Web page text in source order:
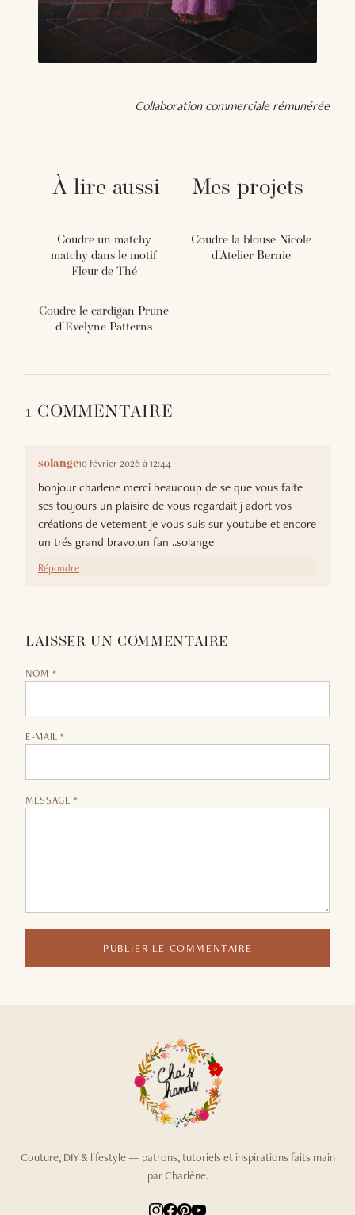
Collaboration commerciale rémunérée
À lire aussi — Mes projets
Coudre un matchy
matchy dans le motif
Fleur de Thé
Coudre la blouse Nicole
d'Atelier Bernie
Coudre le cardigan Prune
d'Evelyne Patterns
1 COMMENTAIRE
solange10 février 2026 à 12:44
bonjour charlene merci beaucoup de se que vous faite
ses toujours un plaisire de vous regardait j adort vos
créations de vetement je vous suis sur youtube et encore
un trés grand bravo.un fan ..solange
Répondre
LAISSER UN COMMENTAIRE
NOM *
E-MAIL *
MESSAGE *
PUBLIER LE COMMENTAIRE
Couture, DIY & lifestyle — patrons, tutoriels et inspirations faits main
par Charlène.